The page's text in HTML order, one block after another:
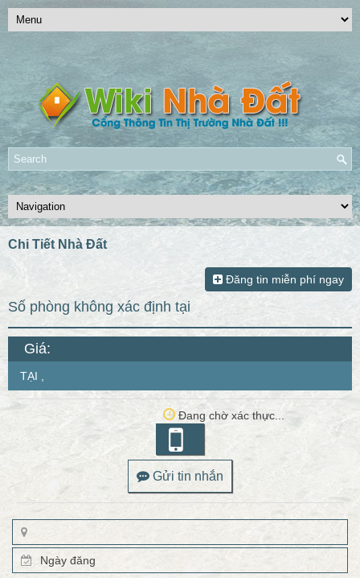
Chi Tiết Nhà Đất
Đăng tin miễn phí ngay
số phòng không xác định tại
Giá:
TẠI ,
Đang chờ xác thực...
Gửi tin nhắn
Ngày đăng